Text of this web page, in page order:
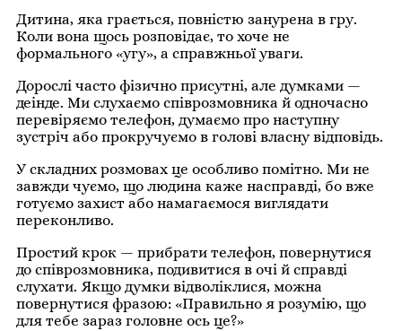
Дитина, яка грається, повністю занурена в гру.
Коли вона щось розповідає, то хоче не
формального «угу», а справжньої уваги.
Дорослі часто фізично присутні, але думками —
деінде. Ми слухаємо співрозмовника й одночасно
перевіряємо телефон, думаємо про наступну
зустріч або прокручуємо в голові власну відповідь.
У складних розмовах це особливо помітно. Ми не
завжди чуємо, що людина каже насправді, бо вже
готуємо захист або намагаємося виглядати
переконливо.
Простий крок — прибрати телефон, повернутися
до співрозмовника, подивитися в очі й справді
слухати. Якщо думки відволіклися, можна
повернутися фразою: «Правильно я розумію, що
для тебе зараз головне ось це?»